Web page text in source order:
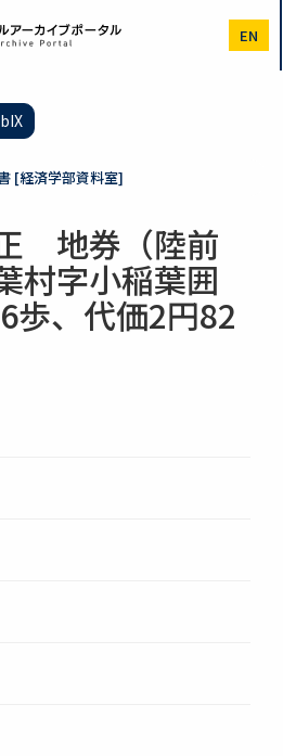
EN
[経済学部資料室]
地券（陸前
村字小稲葉囲
歩、代価2円82